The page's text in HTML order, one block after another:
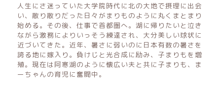
人生にさ迷っていた大学院時代に北の大地で摂理に出会
い、散り散りだった日々がまりものように丸くまとまり
始める。その後、仕事で首都圏へ。湖に帰りたいと泣き
ながら激務によりいっそう練達され、大分美しい球状に
近づいてきた。近年、暑さに弱いのに日本有数の暑さを
誇る地に嫁入り。負けじと光合成に励み、子まりもを増
殖。現在は阿寒湖のように懐広い夫と共に子まりも、ま
ーちゃんの育児に奮闘中。